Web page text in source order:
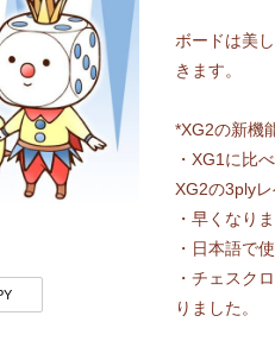
ボードは美
きます。
*XG2の新機
・XG1に比
XG2の3plyレ
・早くなり
・日本語で
・チェスク
りました。